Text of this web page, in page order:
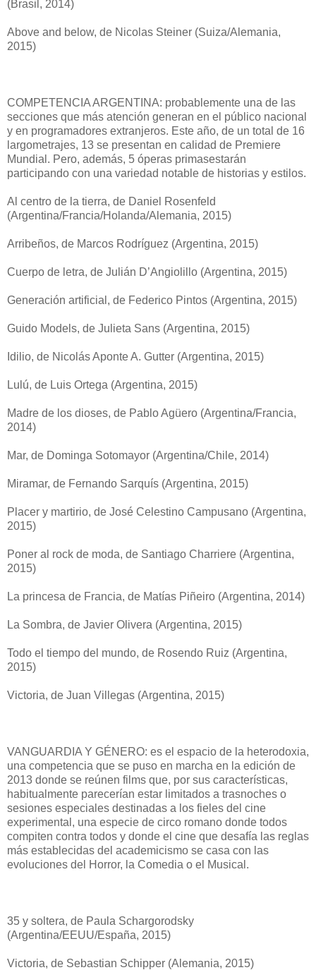
(Brasil, 2014)
Above and below, de Nicolas Steiner (Suiza/Alemania,
2015)
COMPETENCIA ARGENTINA: probablemente una de las
secciones que más atención generan en el público nacional
y en programadores extranjeros. Este año, de un total de 16
largometrajes, 13 se presentan en calidad de Premiere
Mundial. Pero, además, 5 óperas primasestarán
participando con una variedad notable de historias y estilos.
Al centro de la tierra, de Daniel Rosenfeld
(Argentina/Francia/Holanda/Alemania, 2015)
Arribeños, de Marcos Rodríguez (Argentina, 2015)
Cuerpo de letra, de Julián D’Angiolillo (Argentina, 2015)
Generación artificial, de Federico Pintos (Argentina, 2015)
Guido Models, de Julieta Sans (Argentina, 2015)
Idilio, de Nicolás Aponte A. Gutter (Argentina, 2015)
Lulú, de Luis Ortega (Argentina, 2015)
Madre de los dioses, de Pablo Agüero (Argentina/Francia,
2014)
Mar, de Dominga Sotomayor (Argentina/Chile, 2014)
Miramar, de Fernando Sarquís (Argentina, 2015)
Placer y martirio, de José Celestino Campusano (Argentina,
2015)
Poner al rock de moda, de Santiago Charriere (Argentina,
2015)
La princesa de Francia, de Matías Piñeiro (Argentina, 2014)
La Sombra, de Javier Olivera (Argentina, 2015)
Todo el tiempo del mundo, de Rosendo Ruiz (Argentina,
2015)
Victoria, de Juan Villegas (Argentina, 2015)
VANGUARDIA Y GÉNERO: es el espacio de la heterodoxia,
una competencia que se puso en marcha en la edición de
2013 donde se reúnen films que, por sus características,
habitualmente parecerían estar limitados a trasnoches o
sesiones especiales destinadas a los fieles del cine
experimental, una especie de circo romano donde todos
compiten contra todos y donde el cine que desafía las reglas
más establecidas del academicismo se casa con las
evoluciones del Horror, la Comedia o el Musical.
35 y soltera, de Paula Schargorodsky
(Argentina/EEUU/España, 2015)
Victoria, de Sebastian Schipper (Alemania, 2015)